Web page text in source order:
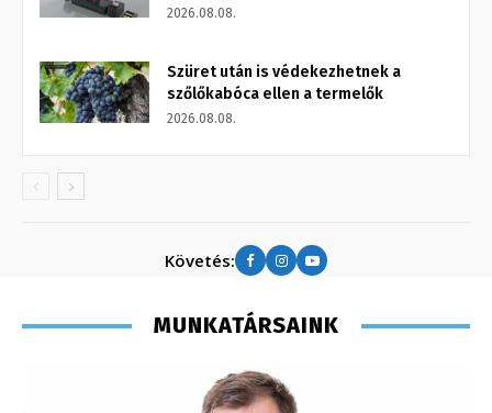
2026.08.08.
Szüret után is védekezhetnek a
szőlőkabóca ellen a termelők
2026.08.08.
Követés:
MUNKATÁRSAINK